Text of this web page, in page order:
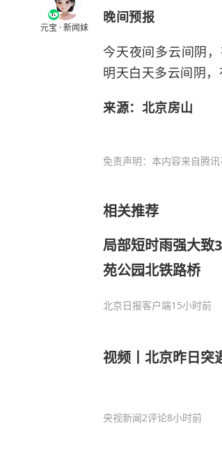
元宝 · 新闻妹
晚间预报
今天夜间多云间阴
明天白天多云间阴
来源：北京房山
免责声明：本内容来自腾
相关推荐
局部短时雨强大致
苑公园北铁路桥
北京日报客户端15小时前
视频丨北京昨日突
央视新闻2评论8小时前